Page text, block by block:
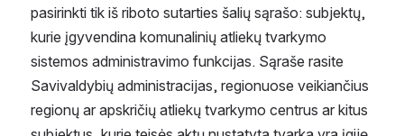
pasirinkti tik iš riboto sutarties šalių sąrašo: subjektų,
kurie įgyvendina komunalinių atliekų tvarkymo
sistemos administravimo funkcijas. Sąraše rasite
Savivaldybių administracijas, regionuose veikiančius
regionų ar apskričių atliekų tvarkymo centrus ar kitus